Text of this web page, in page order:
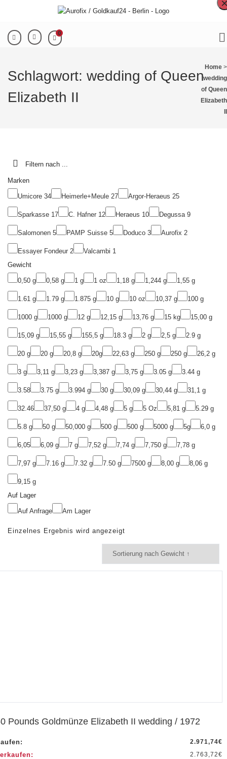
0
Schlagwort: wedding of Queen
Elizabeth II
Home >
wedding
of Queen
Elizabeth
Filtern nach ...
Marken
Umicore 34 Heimerle+Meule 27 Argor-Heraeus 25
Sparkasse 17 C. Hafner 12 Heraeus 10 Degussa 9
Salomonen 5 PAMP Suisse 5 Doduco 3 Aurofix 2
Essayer Fondeur 2 Valcambi 1
Gewicht
0,50 g 0,58 g 1 g 1 oz 1,18 g 1,244 g 1,55 g
1.61 g 1.79 g 1.875 g 10 g 10 oz 10,37 g 100 g
1000 g 1000 g 12 g 12,15 g 13,76 g 15 kg 15,00 g
15,09 g 15,55 g 155,5 g 18.3 g 2 g 2,5 g 2.9 g
20 g 20 g 20,8 g 20g 22,63 g 250 g 250 g 26,2 g
3 g 3,11 g 3,23 g 3,387 g 3,75 g 3.05 g 3.44 g
3.58 3.75 g 3.994 g 30 g 30,09 g 30,44 g 31,1 g
32.46 37,50 g 4 g 4,48 g 5 g 5 Oz 5,81 g 5.29 g
5.8 g 50 g 50,000 g 500 g 500 g 5000 g 5g 6,0 g
6,05 6,09 g 7 g 7,52 g 7,74 g 7,750 g 7,78 g
7,97 g 7.16 g 7.32 g 7.50 g 7500 g 8,00 g 8,06 g
9,15 g
Auf Lager
Auf Anfrage Am Lager
Einzelnes Ergebnis wird angezeigt
Pounds Goldmünze Elizabeth II wedding / 1972
2.971,74€
2.763,72€